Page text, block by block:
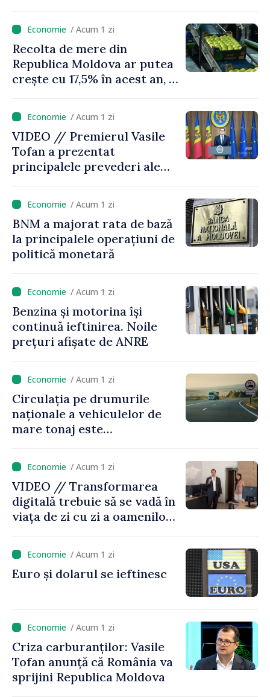
puțin munca, stimulăm
investițiile, taxăm viciile și
echilibrăm taxarea
consumului”
/ Acum 1 zi
Recolta de mere din
Republica Moldova ar putea
crește cu 17,5% în acest an, în
este estimată în scădere
/ Acum 1 zi
VIDEO // Premierul Vasile
Tofan a prezentat
principalele prevederi ale
2027
/ Acum 1 zi
BNM a majorat rata de bază
la principalele operațiuni de
politică monetară
/ Acum 1 zi
Benzina și motorina își
continuă ieftinirea. Noile
prețuri afișate de ANRE
/ Acum 1 zi
Circulația pe drumurile
naționale a vehiculelor de
mare tonaj este
caniculă
/ Acum 1 zi
VIDEO // Transformarea
digitală trebuie să se vadă în
viața de zi cu zi a oamenilor
funcționează economia:
premierul Vasile Tofan, în
vizită la AGE
/ Acum 1 zi
Euro și dolarul se ieftinesc
/ Acum 1 zi
Criza carburanților: Vasile
Tofan anunță că România va
sprijini Republica Moldova